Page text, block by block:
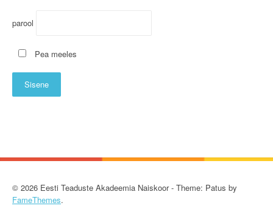
parool
Pea meeles
© 2026 Eesti Teaduste Akadeemia Naiskoor - Theme: Patus by
FameThemes.